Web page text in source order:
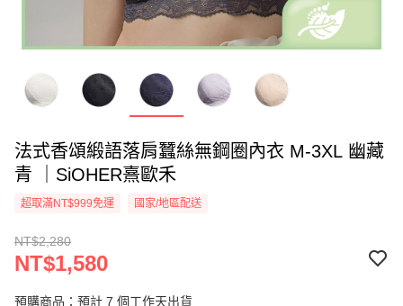
法式香頌緞語落肩蠶絲無鋼圈內衣 M-3XL 幽藏
青 ｜SiOHER熹歐禾
超取滿NT$999免運 國家/地區配送
NT$2,280
NT$1,580
預購商品：預計 7 個工作天出貨